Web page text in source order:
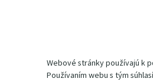
Webové stránky používajú k
Používaním webu s tým
VÝHODNÉ BALÍČKY produktov